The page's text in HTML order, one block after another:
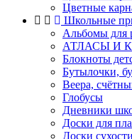
Цветные
Школьные
Альбомы для
АТЛАСЫ И
Блокноты
Бутылочки,
Веера,
Глобусы
Дневники
Доски для
Доски